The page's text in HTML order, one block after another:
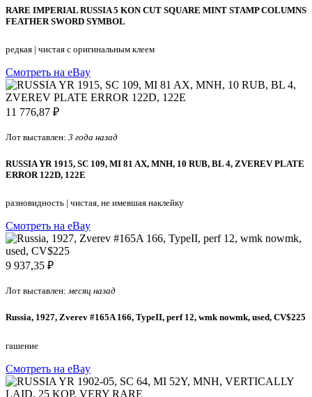
RARE IMPERIAL RUSSIA 5 KON CUT SQUARE MINT STAMP COLUMNS
FEATHER SWORD SYMBOL
редкая | чистая с оригинальным клеем
Смотреть на eBay
11 776,87 ₽
Лот выставлен: 3 года назад
RUSSIA YR 1915, SC 109, MI 81 AX, MNH, 10 RUB, BL 4, ZVEREV PLATE
ERROR 122D, 122E
разновидность | чистая, не имевшая наклейку
Смотреть на eBay
9 937,35 ₽
Лот выставлен:месяц назад
Russia, 1927, Zverev #165A 166, TypeII, perf 12, wmk nowmk, used, CV$225
гашение
Смотреть на eBay